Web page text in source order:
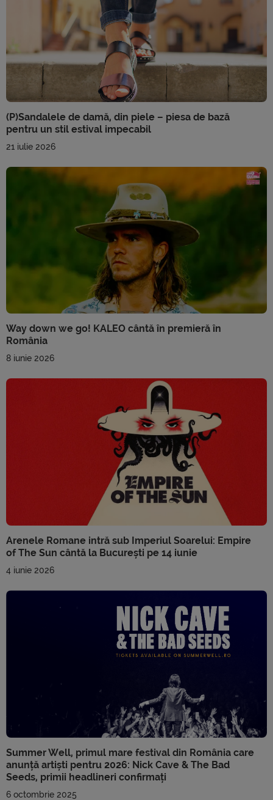
(P)Sandalele de damă, din piele – piesa de bază
pentru un stil estival impecabil
21 iulie 2026
Way down we go! KALEO cântă în premieră în
România
8 iunie 2026
Arenele Romane intră sub Imperiul Soarelui: Empire
of The Sun cântă la București pe 14 iunie
4 iunie 2026
Summer Well, primul mare festival din România care
anunță artiști pentru 2026: Nick Cave & The Bad
Seeds, primii headlineri confirmați
6 octombrie 2025